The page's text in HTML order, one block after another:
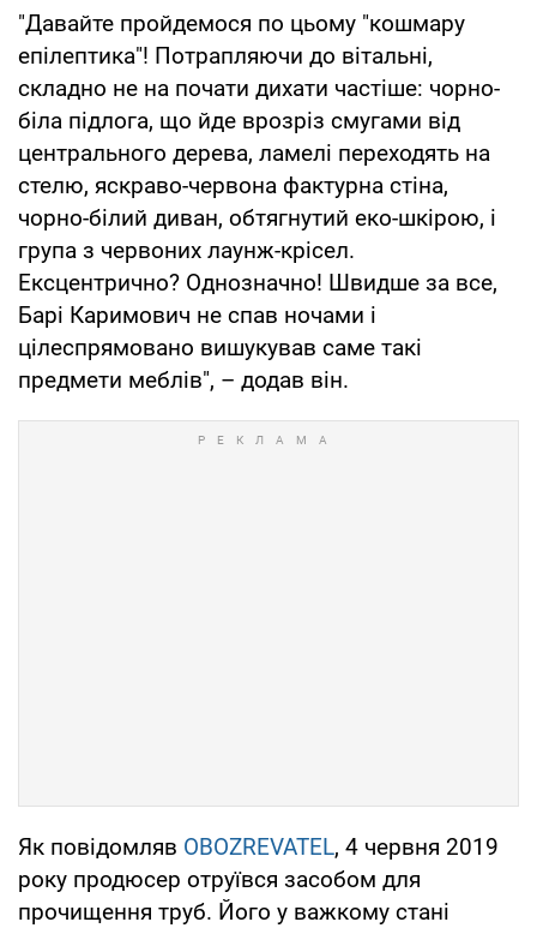
"Давайте пройдемося по цьому "кошмару
епілептика"! Потрапляючи до вітальні,
складно не на почати дихати частіше: чорно-
біла підлога, що йде врозріз смугами від
центрального дерева, ламелі переходять на
стелю, яскраво-червона фактурна стіна,
чорно-білий диван, обтягнутий еко-шкірою, і
група з червоних лаунж-крісел.
Ексцентрично? Однозначно! Швидше за все,
Барі Каримович не спав ночами і
цілеспрямовано вишукував саме такі
предмети меблів", – додав він.
Як повідомляв OBOZREVATEL, 4 червня 2019
року продюсер отруївся засобом для
прочищення труб. Його у важкому стані